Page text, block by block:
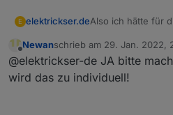
E elektrickser.deAlso ich hätte für
Fächer in
den Adapter-
wir können ja mal
eine Umfrage
Offline
Newanschrieb am 29. Jan. 2022,
zuletzt editiert von
@elektrickser-de JA bitte
wird das zu individuell!